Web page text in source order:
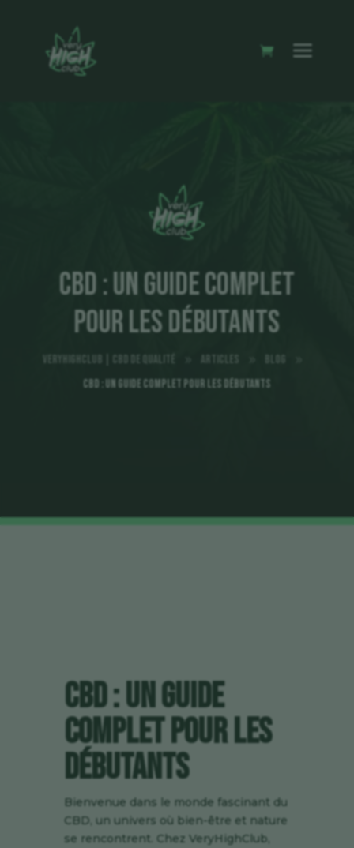
CBD : Un Guide Complet
pour les Débutants
VeryHighClub | CBD de qualité
CBD : Un Guide Complet pour les Débutants
CBD : Un Guide
Complet pour les
Débutants
Bienvenue dans le monde fascinant du
CBD, un univers où bien-être et nature
se rencontrent. Chez VeryHighClub